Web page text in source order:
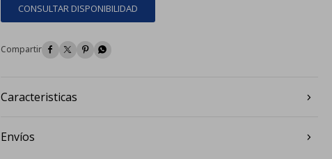
CONSULTAR DISPONIBILIDAD
   
Caracteristicas
Envíos